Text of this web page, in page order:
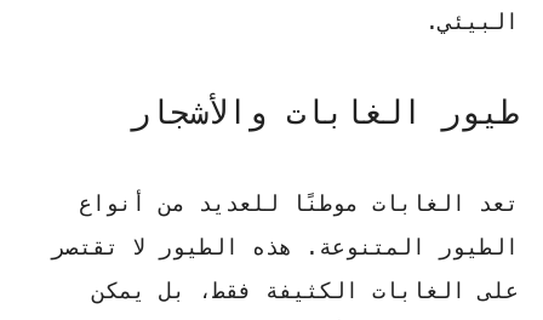
البيئي.
طيور الغابات والأشجار
تعد الغابات موطنًا للعديد من أنواع
الطيور المتنوعة. هذه الطيور لا تقتصر
على الغابات الكثيفة فقط، بل يمكن